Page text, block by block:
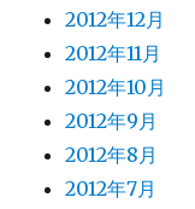
2012年12月
2012年11月
2012年10月
2012年9月
2012年8月
2012年7月